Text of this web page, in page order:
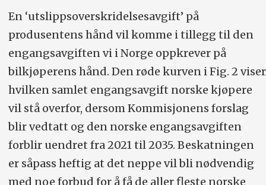
En ‘utslippsoverskridelsesavgift’ på
produsentens hånd vil komme i tillegg til den
engangsavgiften vi i Norge oppkrever på
bilkjøperens hånd. Den røde kurven i Fig. 2 viser
hvilken samlet engangsavgift norske kjøpere
vil stå overfor, dersom Kommisjonens forslag
blir vedtatt og den norske engangsavgiften
forblir uendret fra 2021 til 2035. Beskatningen
er såpass heftig at det neppe vil bli nødvendig
med noe forbud for å få de aller fleste norske